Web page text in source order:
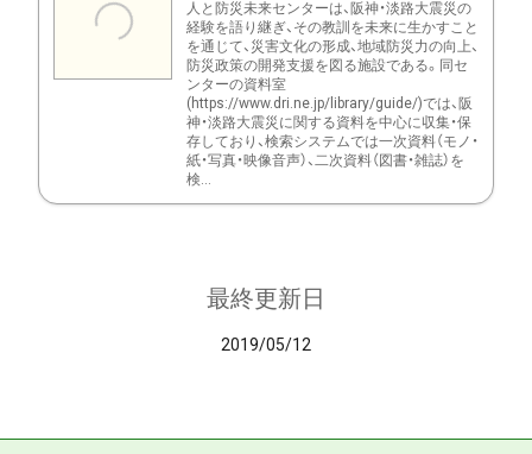
人と防災未来センターは、阪神・淡路大震災の
経験を語り継ぎ、その教訓を未来に生かすこと
を通じて、災害文化の形成、地域防災力の向上、
防災政策の開発支援を図る施設である。同セ
ンターの資料室
(https://www.dri.ne.jp/library/guide/)では、阪
神・淡路大震災に関する資料を中心に収集・保
存しており、検索システムでは一次資料（モノ・
紙・写真・映像音声）、二次資料（図書・雑誌）を
検...
最終更新日
2019/05/12